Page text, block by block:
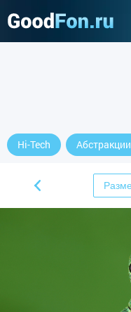
Hi-Tech Абстракции